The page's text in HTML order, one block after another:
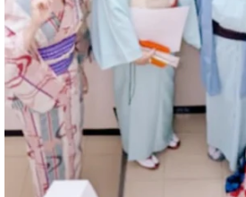
お疲れ様です
YouTubeを更新しました
https://youtu.be/
#企業公式がお疲れ様を言い
#チャンネル登録おねがいし
#愛媛県
#新居浜市
#マイントピア別子
#泉寿亭